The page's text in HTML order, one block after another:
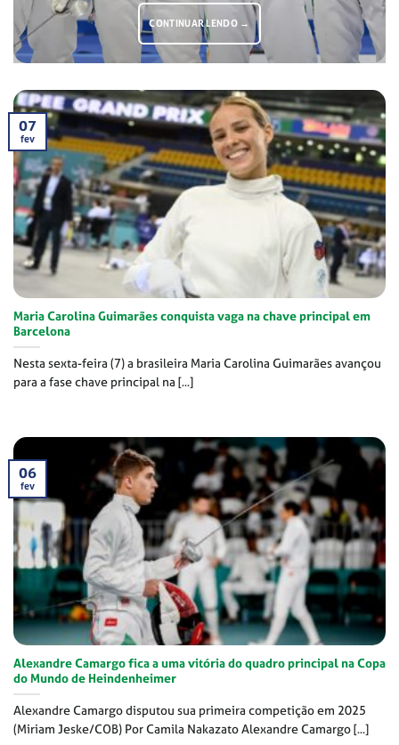
CONTINUAR LENDO →
Maria Carolina Guimarães conquista vaga na chave principal em
Barcelona
Nesta sexta-feira (7) a brasileira Maria Carolina Guimarães avançou
para a fase chave principal na [...]
07
fev
Alexandre Camargo fica a uma vitória do quadro principal na Copa
do Mundo de Heindenheimer
Alexandre Camargo disputou sua primeira competição em 2025
(Miriam Jeske/COB) Por Camila Nakazato Alexandre Camargo [...]
06
fev